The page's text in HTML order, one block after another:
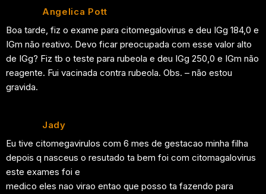
Angelica Pott
Boa tarde, fiz o exame para citomegalovirus e deu IGg 184,0 e
IGm não reativo. Devo ficar preocupada com esse valor alto
de IGg? Fiz tb o teste para rubeola e deu IGg 250,0 e IGm não
reagente. Fui vacinada contra rubeola. Obs. – não estou
gravida.
Jady
Eu tive citomegavirulos com 6 mes de gestacao minha filha
depois q nasceus o resutado ta bem foi com citomagalovirus
este exames foi e
medico eles nao virao entao que posso ta fazendo para